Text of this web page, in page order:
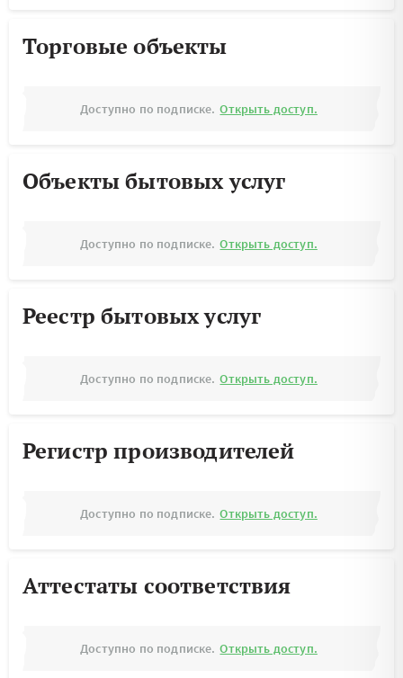
Торговые объекты
Доступно по подписке. Открыть доступ.
Объекты бытовых услуг
Доступно по подписке. Открыть доступ.
Реестр бытовых услуг
Доступно по подписке. Открыть доступ.
Регистр производителей
Доступно по подписке. Открыть доступ.
Аттестаты соответствия
Доступно по подписке. Открыть доступ.